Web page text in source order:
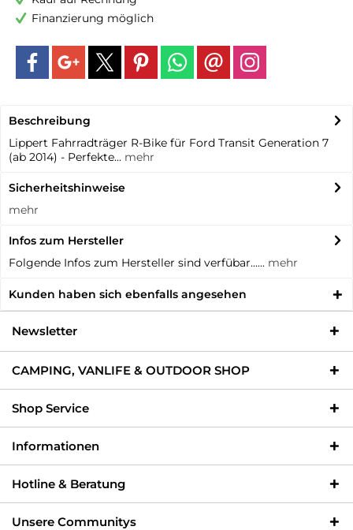
Finanzierung möglich
Beschreibung
Lippert Fahrradträger R-Bike für Ford Transit Generation 7
(ab 2014) - Perfekte... mehr
Sicherheitshinweise
mehr
Infos zum Hersteller
Folgende Infos zum Hersteller sind verfübar...... mehr
Kunden haben sich ebenfalls angesehen
Newsletter
CAMPING, VANLIFE & OUTDOOR SHOP
Shop Service
Informationen
Hotline & Beratung
Unsere Communitys